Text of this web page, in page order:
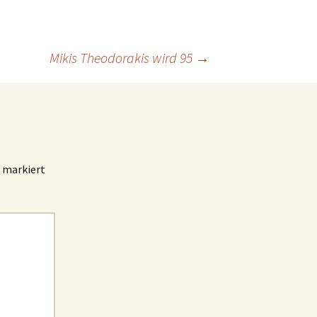
Mikis Theodorakis wird 95 →
markiert